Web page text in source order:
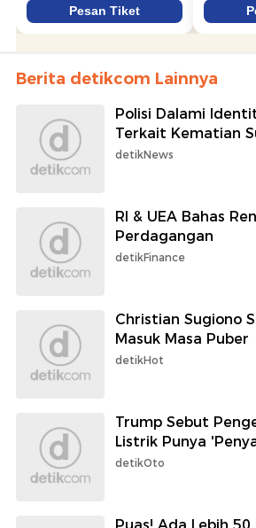
Berita detikcom Lainnya
Polisi Dalami
Terkait Kematian
detikNews
RI & UEA Bahas
Perdagangan
detikFinance
Christian Sugiono
Masuk Masa Puber
detikHot
Trump Sebut
Listrik Punya
detikOto